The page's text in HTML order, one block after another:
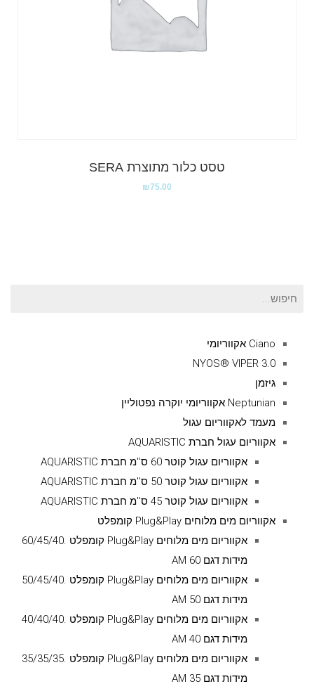
טסט כלור מתוצרת SERA
₪75.00
חיפוש
Ciano אקווריומי
NYOS® VIPER 3.0
גיזמן
Neptunian אקווריומי יוקרה נפטוליין
מעמד לאקווריום עגול
אקווריום עגול חברת AQUARISTIC
אקווריום עגול קוטר 60 ס''מ חברת AQUARISTIC
אקווריום עגול קוטר 50 ס''מ חברת AQUARISTIC
אקווריום עגול קוטר 45 ס''מ חברת AQUARISTIC
אקווריום מים מלוחים Plug&Play קומפלט
אקווריום מים מלוחים Plug&Play קומפלט .60/45/40
מידות דגם AM 60
אקווריום מים מלוחים Plug&Play קומפלט .50/45/40
מידות דגם AM 50
אקווריום מים מלוחים Plug&Play קומפלט .40/40/40
מידות דגם AM 40
אקווריום מים מלוחים Plug&Play קומפלט .35/35/35
מידות דגם AM 35